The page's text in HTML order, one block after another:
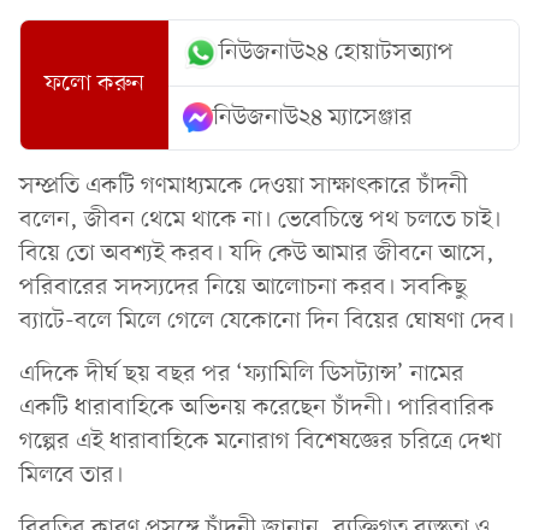
ফলো করুন
নিউজনাউ২৪ হোয়াটসঅ্যাপ
নিউজনাউ২৪ ম্যাসেঞ্জার
সম্প্রতি একটি গণমাধ্যমকে দেওয়া সাক্ষাৎকারে চাঁদনী
বলেন, জীবন থেমে থাকে না। ভেবেচিন্তে পথ চলতে চাই।
বিয়ে তো অবশ্যই করব। যদি কেউ আমার জীবনে আসে,
পরিবারের সদস্যদের নিয়ে আলোচনা করব। সবকিছু
ব্যাটে-বলে মিলে গেলে যেকোনো দিন বিয়ের ঘোষণা দেব।
এদিকে দীর্ঘ ছয় বছর পর ‘ফ্যামিলি ডিসট্যান্স’ নামের
একটি ধারাবাহিকে অভিনয় করেছেন চাঁদনী। পারিবারিক
গল্পের এই ধারাবাহিকে মনোরাগ বিশেষজ্ঞের চরিত্রে দেখা
মিলবে তার।